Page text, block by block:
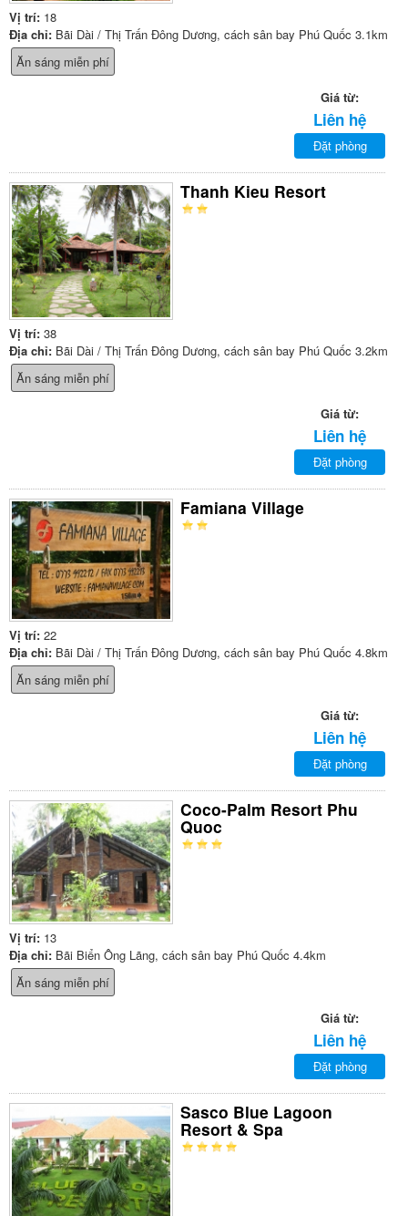
Vị trí: 18
Địa chỉ: Bãi Dài / Thị Trấn Đông Dương, cách sân bay Phú Quốc 3.1km
Ăn sáng miễn phí
Giá từ:
Liên hệ
Đặt phòng
Thanh Kieu Resort
Vị trí: 38
Địa chỉ: Bãi Dài / Thị Trấn Đông Dương, cách sân bay Phú Quốc 3.2km
Ăn sáng miễn phí
Giá từ:
Liên hệ
Đặt phòng
Famiana Village
Vị trí: 22
Địa chỉ: Bãi Dài / Thị Trấn Đông Dương, cách sân bay Phú Quốc 4.8km
Ăn sáng miễn phí
Giá từ:
Liên hệ
Đặt phòng
Coco-Palm Resort Phu
Quoc
Vị trí: 13
Địa chỉ: Bãi Biển Ông Lãng, cách sân bay Phú Quốc 4.4km
Ăn sáng miễn phí
Giá từ:
Liên hệ
Đặt phòng
Sasco Blue Lagoon
Resort & Spa